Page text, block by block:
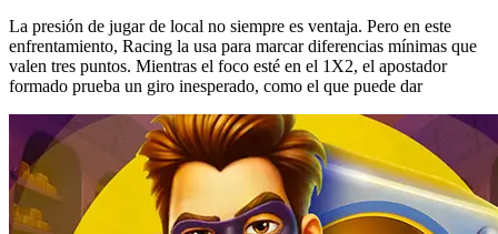
La presión de jugar de local no siempre es ventaja. Pero en este
enfrentamiento, Racing la usa para marcar diferencias mínimas que
valen tres puntos. Mientras el foco esté en el 1X2, el apostador
formado prueba un giro inesperado, como el que puede dar